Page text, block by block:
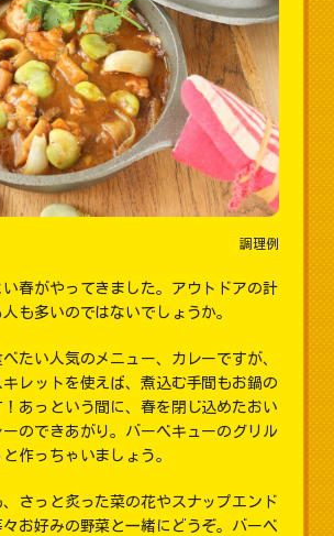
調理例
春がやってきました。アウトドアの計
も多いのではないでしょうか。
たい人気のメニュー、カレーですが、
レットを使えば、煮込む手間もお鍋の
あっという間に、春を閉じ込めたおい
ーのできあがり。バーベキューのグリル
作っちゃいましょう。
さっと炙った菜の花やスナップエンド
々お好みの野菜と一緒にどうぞ。バーベ